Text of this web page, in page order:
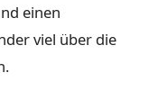
einen
viel über die